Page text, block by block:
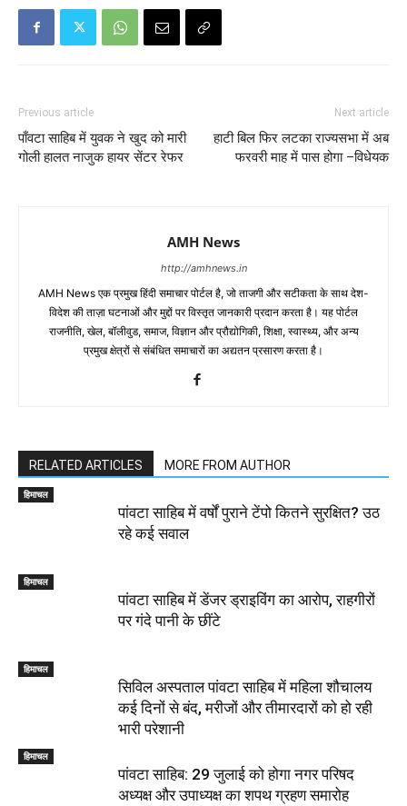
Previous article
पाँवटा साहिब में युवक ने खुद को मारी
गोली हालत नाजुक हायर सेंटर रेफर
Next article
हाटी बिल फिर लटका राज्यसभा में अब
फरवरी माह में पास होगा –विधेयक
AMH News
http://amhnews.in
AMH News एक प्रमुख हिंदी समाचार पोर्टल है, जो ताजगी और सटीकता के साथ देश-
विदेश की ताज़ा घटनाओं और मुद्दों पर विस्तृत जानकारी प्रदान करता है। यह पोर्टल
राजनीति, खेल, बॉलीवुड, समाज, विज्ञान और प्रौद्योगिकी, शिक्षा, स्वास्थ्य, और अन्य
प्रमुख क्षेत्रों से संबंधित समाचारों का अद्यतन प्रसारण करता है।
RELATED ARTICLES MORE FROM AUTHOR
हिमाचल
पांवटा साहिब में वर्षों पुराने टेंपो कितने सुरक्षित? उठ
रहे कई सवाल
हिमाचल
पांवटा साहिब में डेंजर ड्राइविंग का आरोप, राहगीरों
पर गंदे पानी के छींटे
हिमाचल
सिविल अस्पताल पांवटा साहिब में महिला शौचालय
कई दिनों से बंद, मरीजों और तीमारदारों को हो रही
भारी परेशानी
हिमाचल
पांवटा साहिब: 29 जुलाई को होगा नगर परिषद
अध्यक्ष और उपाध्यक्ष का शपथ ग्रहण समारोह